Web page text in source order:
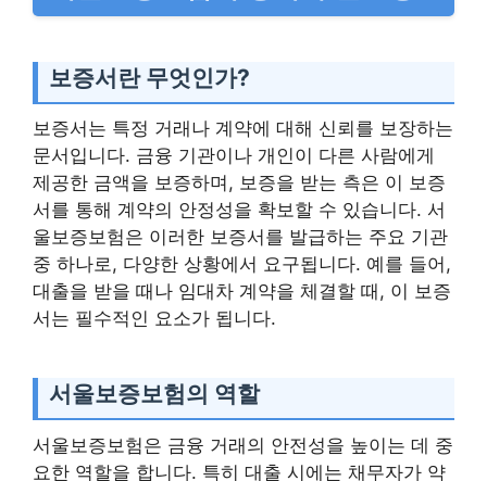
보증서란 무엇인가?
보증서는 특정 거래나 계약에 대해 신뢰를 보장하는
문서입니다. 금융 기관이나 개인이 다른 사람에게
제공한 금액을 보증하며, 보증을 받는 측은 이 보증
서를 통해 계약의 안정성을 확보할 수 있습니다. 서
울보증보험은 이러한 보증서를 발급하는 주요 기관
중 하나로, 다양한 상황에서 요구됩니다. 예를 들어,
대출을 받을 때나 임대차 계약을 체결할 때, 이 보증
서는 필수적인 요소가 됩니다.
서울보증보험의 역할
서울보증보험은 금융 거래의 안전성을 높이는 데 중
요한 역할을 합니다. 특히 대출 시에는 채무자가 약